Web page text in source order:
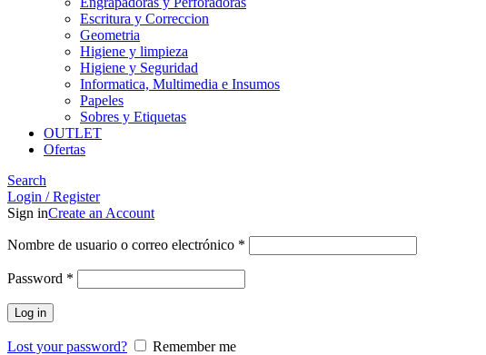
Escritura y Correccion
Geometria
Higiene y limpieza
Higiene y Seguridad
Informatica, Multimedia e Insumos
Papeles
Sobres y Etiquetas
OUTLET
Ofertas
Search
Login / Register
Sign inCreate an Account
Nombre de usuario o correo electrónico *
Password *
Log in
Lost your password?
Remember me